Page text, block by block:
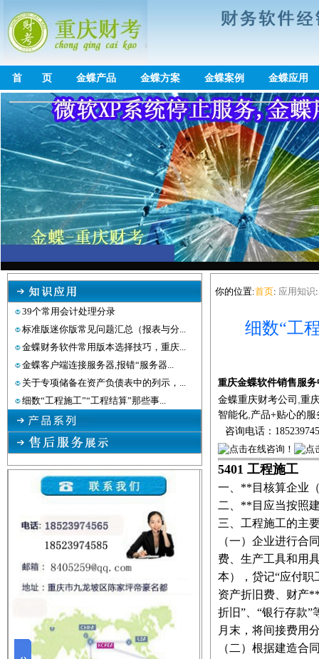
首 页 金蝶产品 金蝶方案 金蝶案例 金蝶应用
39个常用会计处理分录
标准版迷你版常见问题汇总（报表与分...
金蝶财务软件常用版本选择技巧，重庆...
金蝶客户端连接服务器,报错“服务器...
关于专项储备在资产负债表中的列示，...
细数“工程施工”“工程结算”那些事...
你的位置:首页: 应用知识
细数“工
重庆金蝶软件销售服务
金蝶重庆财考公司 重
智能化 产品+贴心的服
咨询电话：
5401 工程施工
一、**目核算企业
二、**目应当按照
三、工程施工的主
（一）企业进行合
费、生产工具和用
本），贷记“应付职
资产折旧费、财产
折旧”、“银行存款”
月末，将间接费用
（二）根据建造合